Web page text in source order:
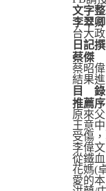
文字
李翠卿
台大
日記
蔡傑
蔡昭
結果
目
錄
推薦序
原來
王意
受傷
李偉
從鐵
花媽(
愛的